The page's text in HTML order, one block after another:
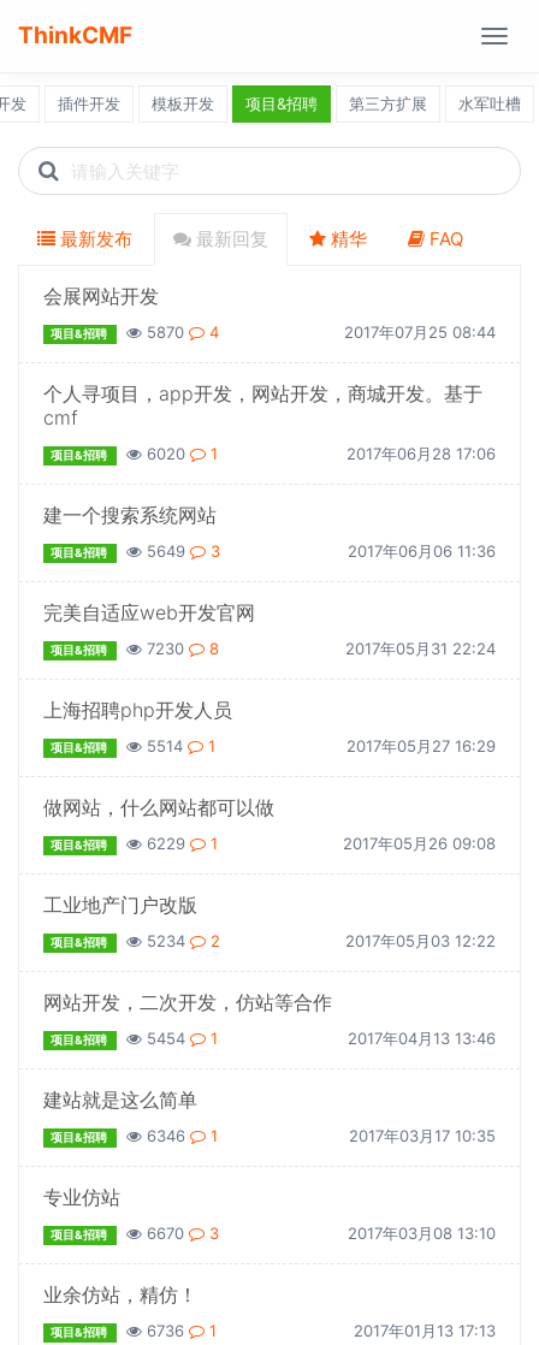
ThinkCMF
发 插件开发 模板开发 项目&招聘 第三方扩展 水军吐槽
Search
icons
最新发布 最新回复 精华 FAQ
会展网站开发
项目&招聘 5870 4 2017年07月25 08:44
个人寻项目，app开发，网站开发，商城开发。基于
cmf
项目&招聘 6020 1 2017年06月28 17:06
建一个搜索系统网站
项目&招聘 5649 3 2017年06月06 11:36
完美自适应web开发官网
项目&招聘 7230 8 2017年05月31 22:24
上海招聘php开发人员
项目&招聘 5514 1 2017年05月27 16:29
做网站，什么网站都可以做
项目&招聘 6229 1 2017年05月26 09:08
工业地产门户改版
项目&招聘 5234 2 2017年05月03 12:22
网站开发，二次开发，仿站等合作
项目&招聘 5454 1 2017年04月13 13:46
建站就是这么简单
项目&招聘 6346 1 2017年03月17 10:35
专业仿站
项目&招聘 6670 3 2017年03月08 13:10
业余仿站，精仿！
项目&招聘 6736 1 2017年01月13 17:13